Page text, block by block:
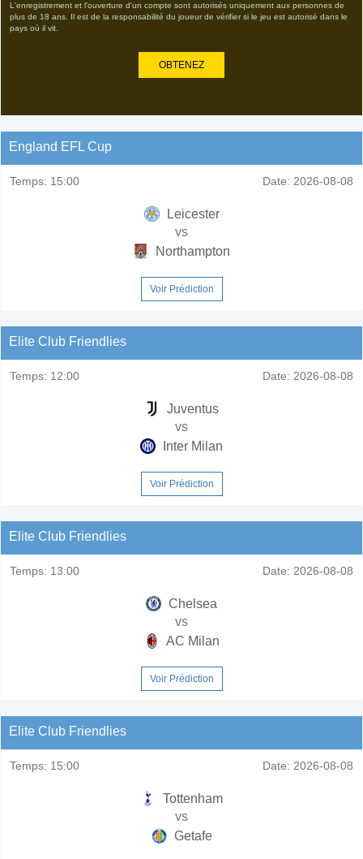
L'enregistrement et l'ouverture d'un compte sont autorisés uniquement aux personnes de
plus de 18 ans. Il est de la responsabilité du joueur de vérifier si le jeu est autorisé dans le
pays où il vit.
OBTENEZ
England EFL Cup
Temps: 15:00 Date: 2026-08-08
Leicester
vs
Northampton
Voir Prédiction
Elite Club Friendlies
Temps: 12:00 Date: 2026-08-08
Juventus
vs
Inter Milan
Voir Prédiction
Elite Club Friendlies
Temps: 13:00 Date: 2026-08-08
Chelsea
vs
AC Milan
Voir Prédiction
Elite Club Friendlies
Temps: 15:00 Date: 2026-08-08
Tottenham
vs
Getafe